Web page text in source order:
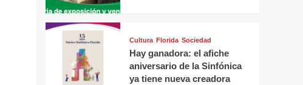
Cultura Florida Sociedad
Hay ganadora: el afiche
aniversario de la Sinfónica
ya tiene nueva creadora